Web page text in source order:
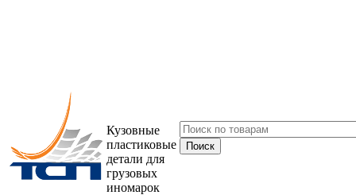
Кузовные
пластиковые
детали для
грузовых
иномарок